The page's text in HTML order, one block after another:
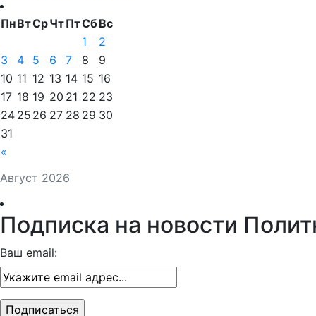
Август 2026
ПнВтСрЧтПтСбВс
«
1
2
3
4 5 6 7 8
9
10 11 12 13 14 15 16
17 18 19 20 21 22 23
24 25 26 27 28 29 30
31
Подписка на новости
Ваш email: